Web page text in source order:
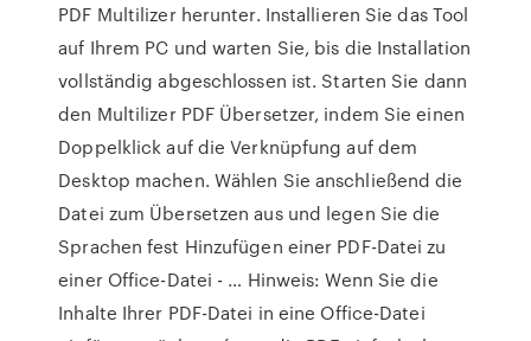
PDF Multilizer herunter. Installieren Sie das Tool
auf Ihrem PC und warten Sie, bis die Installation
vollständig abgeschlossen ist. Starten Sie dann
den Multilizer PDF Übersetzer, indem Sie einen
Doppelklick auf die Verknüpfung auf dem
Desktop machen. Wählen Sie anschließend die
Datei zum Übersetzen aus und legen Sie die
Sprachen fest Hinzufügen einer PDF-Datei zu
einer Office-Datei - … Hinweis: Wenn Sie die
Inhalte Ihrer PDF-Datei in eine Office-Datei